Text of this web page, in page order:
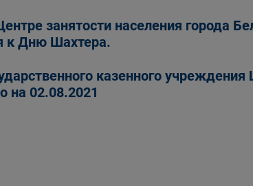
занятости населения города
к Дню Шахтера.
казенного учреждения
на 02.08.2021